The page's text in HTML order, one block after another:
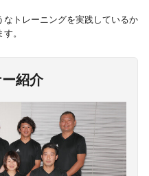
なトレーニングを実践しているか
。
ー紹介